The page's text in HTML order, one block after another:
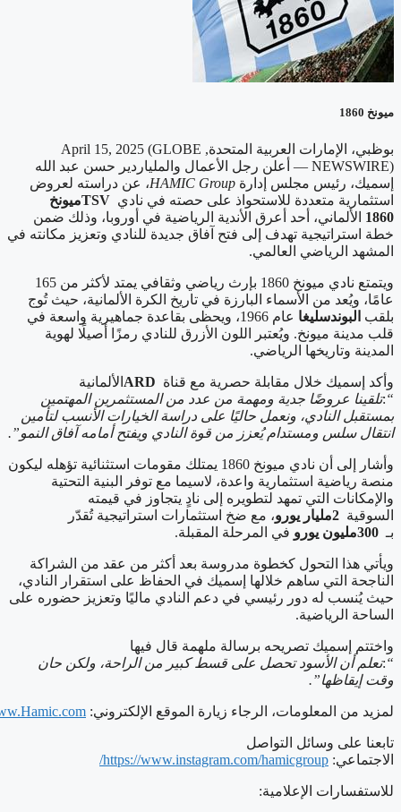
ميونخ 1860
بوظبي، الإمارات العربية المتحدة, April 15, 2025 (GLOBE
NEWSWIRE) —
أعلن رجل الأعمال والملياردير حسن عبد الله
إسميك، رئيس مجلس إدارة HAMIC Group، عن دراسته لعروض
استثمارية متعددة للاستحواذ على حصته في نادي TSVميونخ
1860 الألماني، أحد أعرق الأندية الرياضية في أوروبا، وذلك ضمن
خطة استراتيجية تهدف إلى فتح آفاق جديدة للنادي وتعزيز مكانته في
المشهد الرياضي العالمي.
ويتمتع نادي ميونخ 1860 بإرث رياضي وثقافي يمتد لأكثر من 165
عامًا، ويُعد من الأسماء البارزة في تاريخ الكرة الألمانية، حيث تُوج
بلقب البوندسليغا
عام 1966، ويحظى بقاعدة جماهيرية واسعة في
قلب مدينة ميونخ. ويُعتبر اللون الأزرق للنادي رمزًا أصيلًا لهوية
المدينة وتاريخها الرياضي.
وأكد إسميك خلال مقابلة حصرية مع قناة ARD الألمانية
:“ تلقينا عروضًا جدية ومهمة من عدد من المستثمرين المهتمين
بمستقبل النادي، ونعمل حاليًا على دراسة الخيارات الأنسب لتأمين
انتقال سلس ومستدام يُعزز من قوة النادي ويفتح أمامه آفاق النمو.”
وأشار إلى أن نادي ميونخ 1860 يمتلك مقومات استثنائية تؤهله ليكون
منصة رياضية استثمارية واعدة، لاسيما مع توفر البنية التحتية
والإمكانات التي تمهد لتطويره إلى نادٍ يتجاوز في قيمته
السوقية 2مليار يورو، مع ضخ استثمارات استراتيجية تُقدّر
بـ 300مليون يورو في المرحلة المقبلة.
ويأتي هذا التحول كخطوة مدروسة بعد أكثر من عقد من الشراكة
الناجحة التي ساهم خلالها إسميك في الحفاظ على استقرار النادي،
حيث يُنسب له دور رئيسي في دعم النادي ماليًا وتعزيز حضوره على
الساحة الرياضية.
واختتم إسميك تصريحه برسالة ملهمة قال فيها
:“ نعلم أن الأسود تحصل على قسط كبير من الراحة، ولكن حان
وقت إيقاظها.”
لمزيد من المعلومات، الرجاء زيارة الموقع الإلكتروني:
تابعنا على وسائل التواصل
الاجتماعي: https://www.instagram.com/hamicgroup
/
للاستفسارات الإعلامية: